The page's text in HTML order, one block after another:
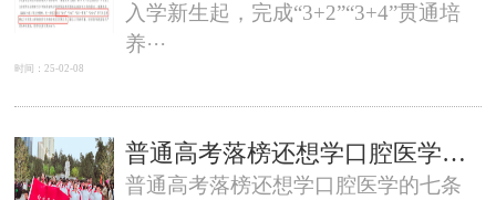
入学新生起，完成“3+2”“3+4”贯通培
养···
时间：25-02-08
普通高考落榜还想学口腔医学的七条道路，你看看你适合哪一种？
普通高考落榜还想学口腔医学的七条